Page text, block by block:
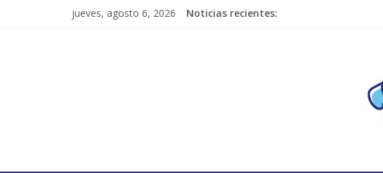
jueves, agosto 6, 2026 Noticias recientes: